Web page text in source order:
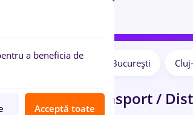
București
glovoinTransport /
a beneficia de
Acceptă toate